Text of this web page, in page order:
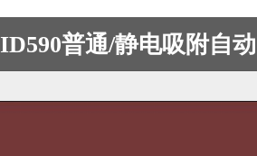
ID590普通/静电吸附自